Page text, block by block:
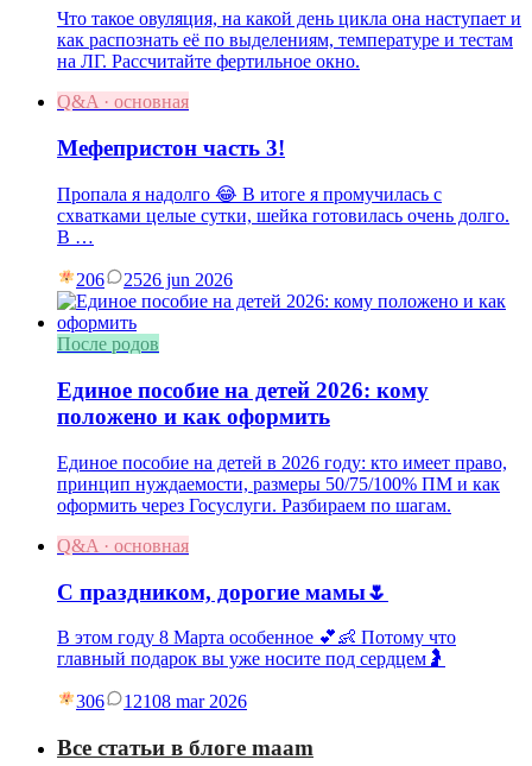
Что такое овуляция, на какой день цикла она наступает и
как распознать её по выделениям, температуре и тестам
на ЛГ. Рассчитайте фертильное окно.
Q&A · основная
Мефепристон часть 3!
Пропала я надолго 😂 В итоге я промучилась с
схватками целые сутки, шейка готовилась очень долго.
В …
206 2526 jun 2026
После родов
Единое пособие на детей 2026: кому
положено и как оформить
Единое пособие на детей в 2026 году: кто имеет право,
принцип нуждаемости, размеры 50/75/100% ПМ и как
оформить через Госуслуги. Разбираем по шагам.
Q&A · основная
С праздником, дорогие мамы🌷
В этом году 8 Марта особенное 💕👶 Потому что
главный подарок вы уже носите под сердцем🤰
306 12108 mar 2026
Все статьи в блоге maam